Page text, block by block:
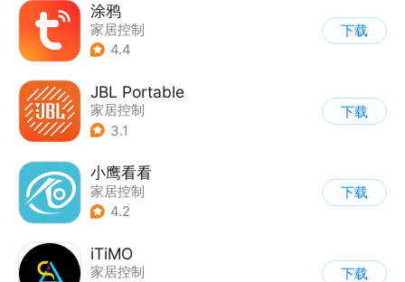
涂鸦
家居控制
4.4
下载
JBL Portable
家居控制
3.1
下载
小鹰看看
家居控制
4.2
下载
iTiMO
家居控制
下载